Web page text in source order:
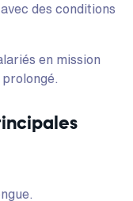
des conditions
en mission